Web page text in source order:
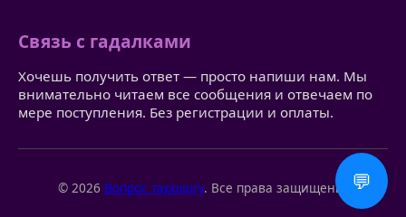
Связь с гадалками
Хочешь получить ответ — просто напиши нам. Мы
внимательно читаем все сообщения и отвечаем по
мере поступления. Без регистрации и оплаты.
© 2026 Вопрос тарологу. Все права защищены. 💬